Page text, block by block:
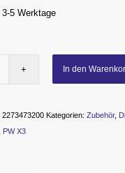
€
74,95 €.
3-5 Werktage
In den
2273473200 Kategorien:Zubehör,
PW X3